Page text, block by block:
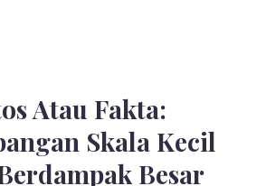
Atau Fakta:
Skala Kecil
Besar